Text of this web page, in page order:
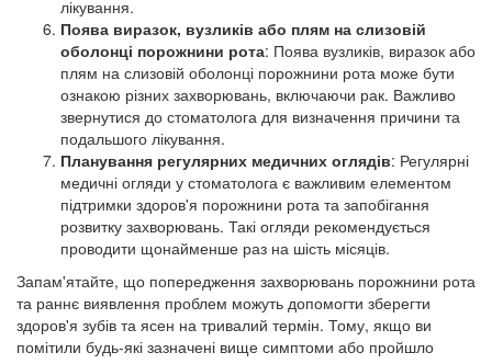
лікування.
Поява виразок, вузликів або плям на слизовій
оболонці порожнини рота: Поява вузликів, виразок або
плям на слизовій оболонці порожнини рота може бути
ознакою різних захворювань, включаючи рак. Важливо
звернутися до стоматолога для визначення причини та
подальшого лікування.
Планування регулярних медичних оглядів: Регулярні
медичні огляди у стоматолога є важливим елементом
підтримки здоров'я порожнини рота та запобігання
розвитку захворювань. Такі огляди рекомендується
проводити щонайменше раз на шість місяців.
Запам'ятайте, що попередження захворювань порожнини рота
та раннє виявлення проблем можуть допомогти зберегти
здоров'я зубів та ясен на тривалий термін. Тому, якщо ви
помітили будь-які зазначені вище симптоми або пройшло